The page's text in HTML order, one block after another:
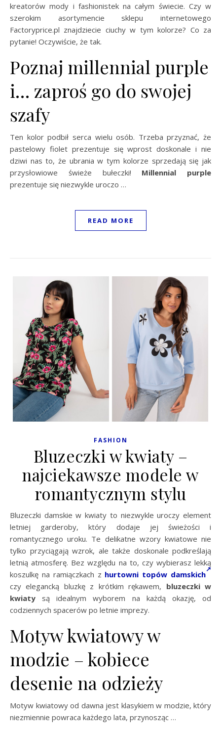
kreatorów mody i fashionistek na całym świecie. Czy w
szerokim asortymencie sklepu internetowego
Factoryprice.pl znajdziecie ciuchy w tym kolorze? Co za
pytanie! Oczywiście, że tak.
Poznaj millennial purple
i… zaproś go do swojej
szafy
Ten kolor podbił serca wielu osób. Trzeba przyznać, że
pastelowy fiolet prezentuje się wprost doskonale i nie
dziwi nas to, że ubrania w tym kolorze sprzedają się jak
przysłowiowe świeże bułeczki! Millennial purple
prezentuje się niezwykle uroczo …
READ MORE
FASHION
Bluzeczki w kwiaty –
najciekawsze modele w
romantycznym stylu
Bluzeczki damskie w kwiaty to niezwykle uroczy element
letniej garderoby, który dodaje jej świeżości i
romantycznego uroku. Te delikatne wzory kwiatowe nie
tylko przyciągają wzrok, ale także doskonale podkreślają
letnią atmosferę. Bez względu na to, czy wybierasz lekką
koszulkę na ramiączkach z hurtowni topów damskich
czy elegancką bluzkę z krótkim rękawem, bluzeczki w
kwiaty są idealnym wyborem na każdą okazję, od
codziennych spacerów po letnie imprezy.
Motyw kwiatowy w
modzie – kobiece
desenie na odzieży
Motyw kwiatowy od dawna jest klasykiem w modzie, który
niezmiennie powraca każdego lata, przynosząc …